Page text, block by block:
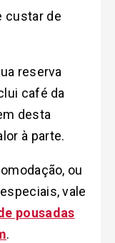
custar de
reserva
café da
desta
à parte.
ou
vale
pousadas
.